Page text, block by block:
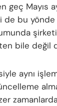
geç Mayıs
bu yönde
bile değil
aynı